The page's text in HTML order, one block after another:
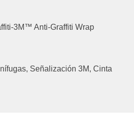
3M™ Anti-Graffiti Wrap
Señalización 3M, Cinta